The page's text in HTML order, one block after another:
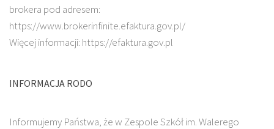
brokera pod adresem:
https://www.brokerinfinite.efaktura.gov.pl/
Więcej informacji: https://efaktura.gov.pl
INFORMACJA RODO
Informujemy Państwa, że w Zespole Szkół im. Walerego